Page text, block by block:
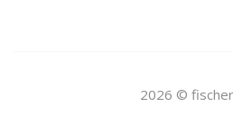
2026 ©